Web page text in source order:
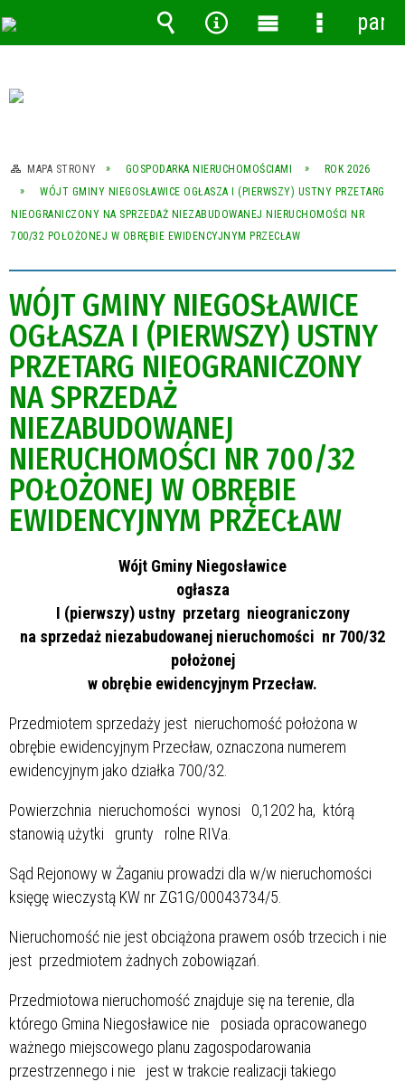
MAPA STRONY GOSPODARKA NIERUCHOMOŚCIAMI
ROK 2026
WÓJT GMINY NIEGOSŁAWICE OGŁASZA I (PIERWSZY) USTNY PRZETARG
NIEOGRANICZONY NA SPRZEDAŻ NIEZABUDOWANEJ NIERUCHOMOŚCI NR
700/32 POŁOŻONEJ W OBRĘBIE EWIDENCYJNYM PRZECŁAW
WÓJT GMINY NIEGOSŁAWICE
OGŁASZA I (PIERWSZY) USTNY
PRZETARG NIEOGRANICZONY
NA SPRZEDAŻ
NIEZABUDOWANEJ
NIERUCHOMOŚCI NR 700/32
POŁOŻONEJ W OBRĘBIE
EWIDENCYJNYM PRZECŁAW
Wójt Gminy Niegosławice
ogłasza
I (pierwszy) ustny przetarg nieograniczony
na sprzedaż niezabudowanej nieruchomości nr 700/32
położonej
w obrębie ewidencyjnym Przecław.
Przedmiotem sprzedaży jest nieruchomość położona w
obrębie ewidencyjnym Przecław, oznaczona numerem
ewidencyjnym jako działka 700/32.
Powierzchnia nieruchomości wynosi 0,1202 ha, którą
stanowią użytki grunty rolne RIVa.
Sąd Rejonowy w Żaganiu prowadzi dla w/w nieruchomości
księgę wieczystą KW nr ZG1G/00043734/5.
Nieruchomość nie jest obciążona prawem osób trzecich i nie
jest przedmiotem żadnych zobowiązań.
Przedmiotowa nieruchomość znajduje się na terenie, dla
którego Gmina Niegosławice nie posiada opracowanego
ważnego miejscowego planu zagospodarowania
przestrzennego i nie jest w trakcie realizacji takiego
Wyszukiwarka
Narzędzia
MenuMenu